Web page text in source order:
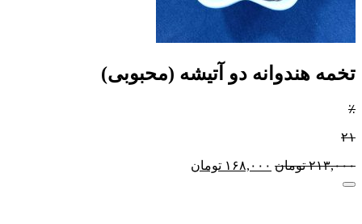
تخمه هندوانه دو آتیشه (محبوبی)
٪
۲۱
۲۱۳,۰۰۰ تومان ۱۶۸,۰۰۰ تومان